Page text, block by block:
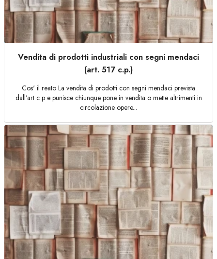
Vendita di prodotti industriali con segni mendaci
(art. 517 c.p.)
Cos' il reato La vendita di prodotti con segni mendaci prevista
dall'art c p e punisce chiunque pone in vendita o mette altrimenti in
circolazione opere...